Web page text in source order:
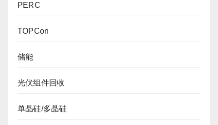
PERC
TOPCon
储能
光伏组件回收
单晶硅/多晶硅